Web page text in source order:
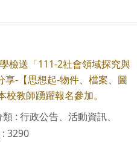
檢送「111-2社會領域探究與
-【思想起-物件、檔案、圖
教師踴躍報名參加。
: 行政公告、活動資訊、
3290